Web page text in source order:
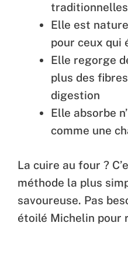
Elle est
pour ceux qui
Elle regorge
plus des
digestion
Elle absorbe
comme une
La cuire au four ?
méthode la plus
savoureuse. Pas
étoilé Michelin pour